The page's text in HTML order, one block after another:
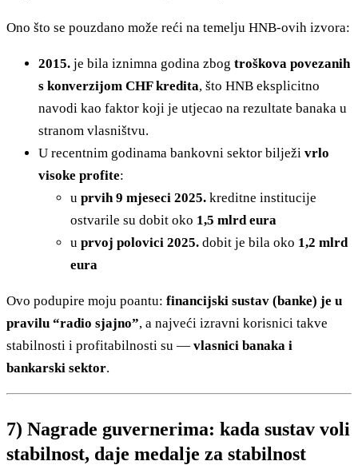
Ono što se pouzdano može reći na temelju HNB-ovih izvora:
2015. je bila iznimna godina zbog troškova povezanih
s konverzijom CHF kredita, što HNB eksplicitno
navodi kao faktor koji je utjecao na rezultate banaka u
stranom vlasništvu.
U recentnim godinama bankovni sektor bilježi vrlo
visoke profite:
u prvih 9 mjeseci 2025. kreditne institucije
ostvarile su dobit oko 1,5 mlrd eura
u prvoj polovici 2025. dobit je bila oko 1,2 mlrd
eura
Ovo podupire moju poantu: financijski sustav (banke) je u
pravilu “radio sjajno”, a najveći izravni korisnici takve
stabilnosti i profitabilnosti su — vlasnici banaka i
bankarski sektor.
7) Nagrade guvernerima: kada sustav voli
stabilnost, daje medalje za stabilnost